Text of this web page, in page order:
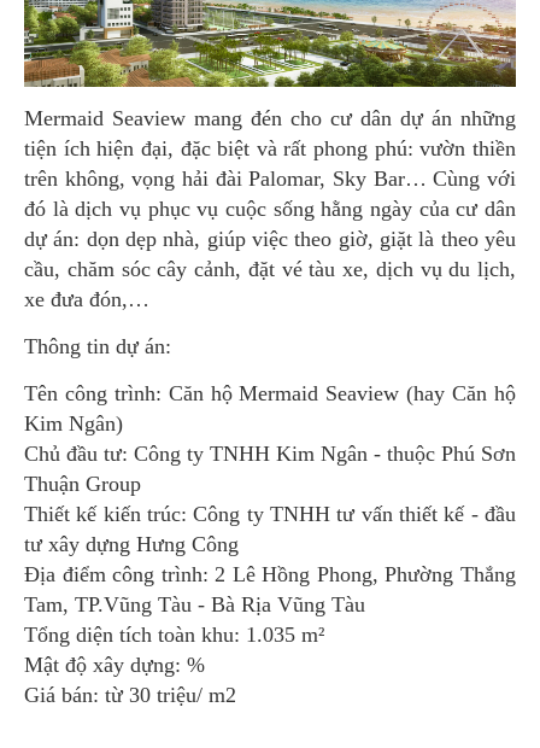
Mermaid Seaview mang đén cho cư dân dự án những
tiện ích hiện đại, đặc biệt và rất phong phú: vườn thiền
trên không, vọng hải đài Palomar, Sky Bar… Cùng với
đó là dịch vụ phục vụ cuộc sống hằng ngày của cư dân
dự án: dọn dẹp nhà, giúp việc theo giờ, giặt là theo yêu
cầu, chăm sóc cây cảnh, đặt vé tàu xe, dịch vụ du lịch,
xe đưa đón,…
Thông tin dự án:
Tên công trình: Căn hộ Mermaid Seaview (hay Căn hộ
Kim Ngân)
Chủ đầu tư: Công ty TNHH Kim Ngân - thuộc Phú Sơn
Thuận Group
Thiết kế kiến trúc: Công ty TNHH tư vấn thiết kế - đầu
tư xây dựng Hưng Công
Địa điểm công trình: 2 Lê Hồng Phong, Phường Thắng
Tam, TP.Vũng Tàu - Bà Rịa Vũng Tàu
Tổng diện tích toàn khu: 1.035 m²
Mật độ xây dựng: %
Giá bán: từ 30 triệu/ m2